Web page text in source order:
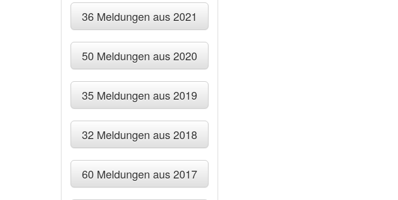
36 Meldungen aus 2021
50 Meldungen aus 2020
35 Meldungen aus 2019
32 Meldungen aus 2018
60 Meldungen aus 2017